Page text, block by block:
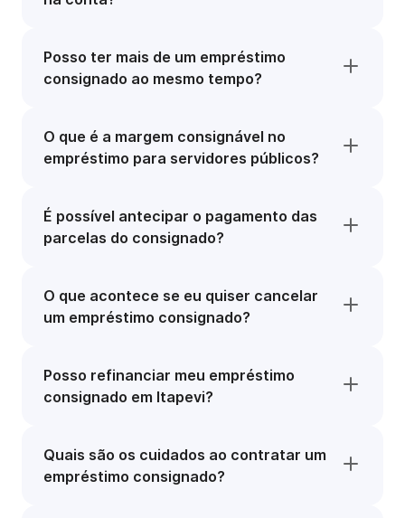
Posso ter mais de um empréstimo
consignado ao mesmo tempo?
O que é a margem consignável no
empréstimo para servidores públicos?
É possível antecipar o pagamento das
parcelas do consignado?
O que acontece se eu quiser cancelar
um empréstimo consignado?
Posso refinanciar meu empréstimo
consignado em Itapevi?
Quais são os cuidados ao contratar um
empréstimo consignado?